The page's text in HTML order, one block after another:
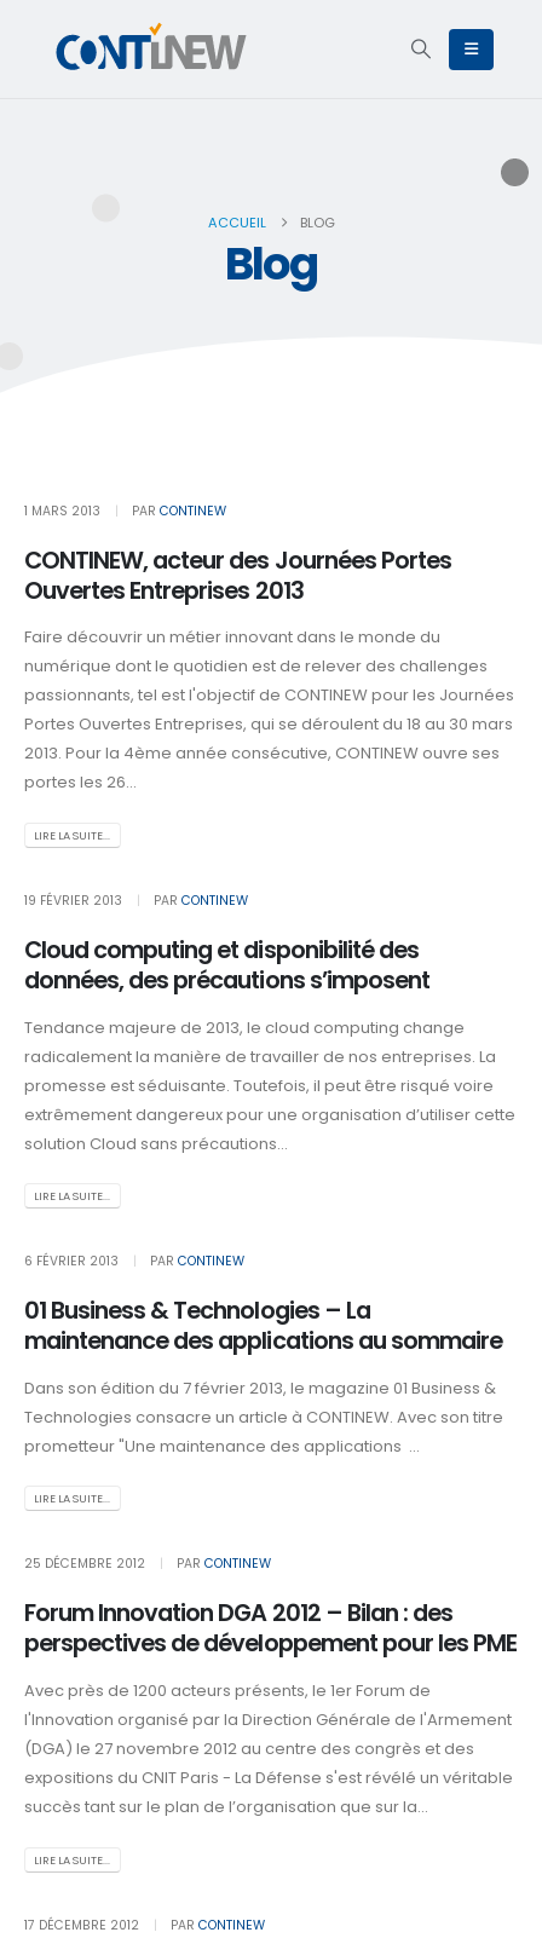
ACCUEIL BLOG
Blog
1 MARS 2013 PAR CONTINEW
CONTINEW, acteur des Journées Portes
Ouvertes Entreprises 2013
Faire découvrir un métier innovant dans le monde du
numérique dont le quotidien est de relever des challenges
passionnants, tel est l'objectif de CONTINEW pour les Journées
Portes Ouvertes Entreprises, qui se déroulent du 18 au 30 mars
2013. Pour la 4ème année consécutive, CONTINEW ouvre ses
portes les 26...
LIRE LA SUITE...
19 FÉVRIER 2013 PAR CONTINEW
Cloud computing et disponibilité des
données, des précautions s’imposent
Tendance majeure de 2013, le cloud computing change
radicalement la manière de travailler de nos entreprises. La
promesse est séduisante. Toutefois, il peut être risqué voire
extrêmement dangereux pour une organisation d’utiliser cette
solution Cloud sans précautions...
LIRE LA SUITE...
6 FÉVRIER 2013 PAR CONTINEW
01 Business & Technologies – La
maintenance des applications au sommaire
Dans son édition du 7 février 2013, le magazine 01 Business &
Technologies consacre un article à CONTINEW. Avec son titre
prometteur "Une maintenance des applications ...
LIRE LA SUITE...
25 DÉCEMBRE 2012 PAR CONTINEW
Forum Innovation DGA 2012 – Bilan : des
perspectives de développement pour les PME
Avec près de 1200 acteurs présents, le 1er Forum de
l'Innovation organisé par la Direction Générale de l'Armement
(DGA) le 27 novembre 2012 au centre des congrès et des
expositions du CNIT Paris - La Défense s'est révélé un véritable
succès tant sur le plan de l’organisation que sur la...
LIRE LA SUITE...
17 DÉCEMBRE 2012 PAR CONTINEW